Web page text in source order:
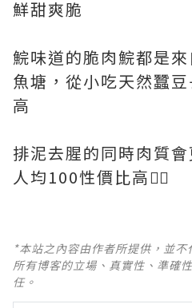
鮮甜爽脆
鯇味道的脆肉鯇都是
魚塘，從小吃天然蠶
高
排泥去腥的同時肉質
*本站之內容由作者所提供，並
所有博客的立場、真實性、準確
任。